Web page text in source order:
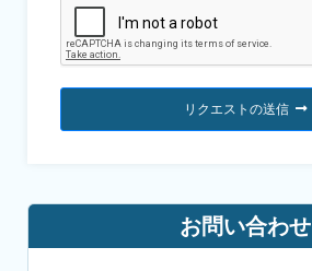
リクエストの送信
お問い合わせ